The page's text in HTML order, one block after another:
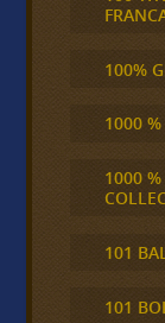
100%
1000
1000 %
101
101